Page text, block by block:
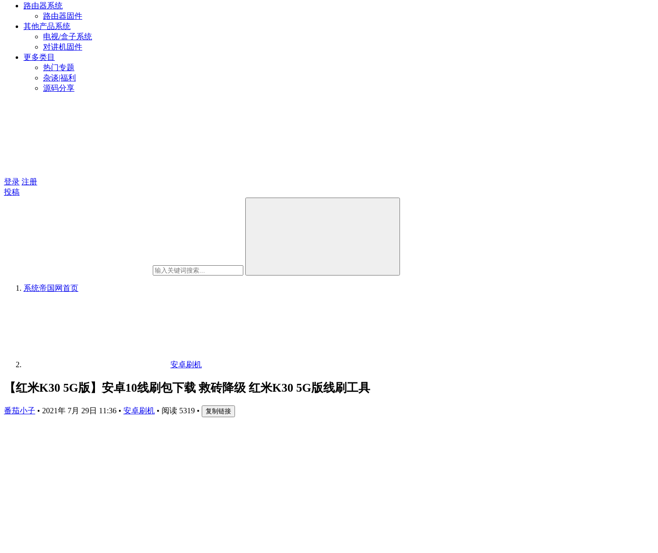
路由器系统
路由器固件
其他产品系统
电视/盒子系统
对讲机固件
更多类目
热门专题
杂谈|福利
源码分享
登录 注册
投稿
系统帝国网首页
安卓刷机
【红米K30 5G版】安卓10线刷包下载 救砖降级 红米K30 5G版线刷工具
番茄小子 • 2021年 7月 29日 11:36 • 安卓刷机 • 阅读 5319 • 复制链接